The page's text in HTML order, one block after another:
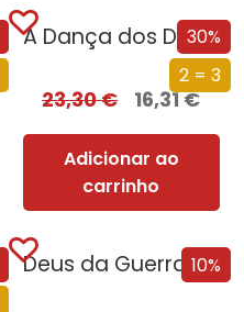
30%
2 = 3
A Dança dos Dragões (Edição especial limitada)
23,30€ 16,31€
Adicionar ao
carrinho
10%
Deus da Guerra Edição com EDGES